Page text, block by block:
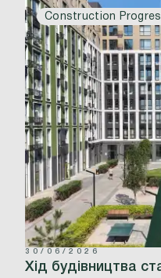
Construction
30/06/2026
Хід будівництва